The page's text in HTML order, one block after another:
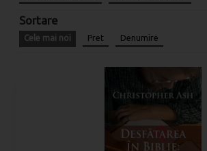
Sortare
Cele mai noi Pret Denumire